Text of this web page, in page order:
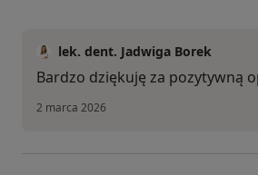
lek. dent. Jadwiga Borek
Bardzo dziękuję za pozytywną
2 marca 2026